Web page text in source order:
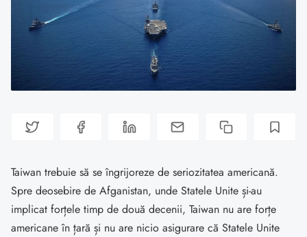
Taiwan trebuie să se îngrijoreze de seriozitatea americană.
Spre deosebire de Afganistan, unde Statele Unite și-au
implicat forțele timp de două decenii, Taiwan nu are forțe
americane în țară și nu are nicio asigurare că Statele Unite